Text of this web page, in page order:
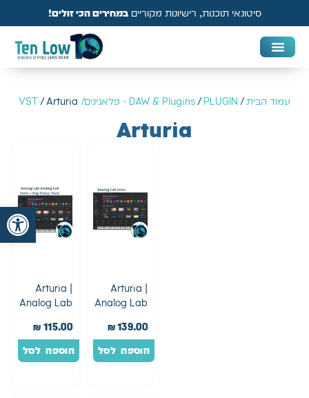
סיטונאי תוכנות, רישיונות מקורייםבמחירים הכי זולים!
עמוד הבית/
DAW & Plugins/PLUGIN - פלאגינים/ VST / Arturia
Arturia
Arturia |
Analog Lab
₪139.00
הוספה לסל
Arturia |
Analog Lab
Trans. Pack
₪ 115.00
הוספה לסל